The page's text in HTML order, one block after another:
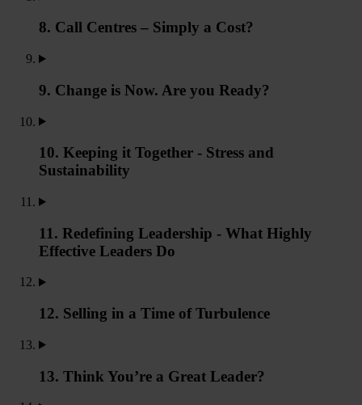
8. Call Centres – Simply a Cost?
9. Change is Now. Are you Ready?
10. Keeping it Together - Stress and
Sustainability
11. Redefining Leadership - What Highly
Effective Leaders Do
12. Selling in a Time of Turbulence
13. Think You’re a Great Leader?